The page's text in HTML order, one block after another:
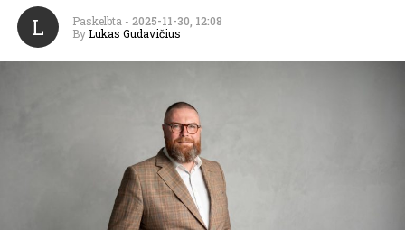
L Paskelbta - 2025-11-30, 12:08
By Lukas Gudavičius